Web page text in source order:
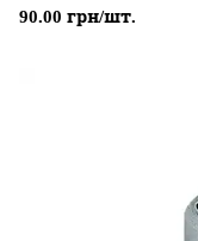
90.00 грн/шт.